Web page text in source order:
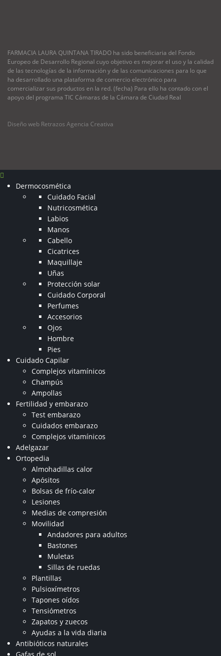
FARMACIA LAURA QUINTANA TIRADO ha sido beneficiaria del Fondo
Europeo de Desarrollo Regional cuyo objetivo es mejorar el uso y la calidad
de las tecnologías de la información y de las comunicaciones para lo que
ha desarrollado una plataforma de comercio electrónico para
comercializar sus productos en la red. (fecha) Para ello ha contado con el
apoyo del programa TIC Cámaras de la Cámara de Ciudad Real
Diseño web Retrazos Agencia Creativa
Dermocosmética
Cuidado Facial
Nutricosmética
Labios
Manos
Cabello
Cicatrices
Maquillaje
Uñas
Protección solar
Cuidado Corporal
Perfumes
Accesorios
Ojos
Hombre
Pies
Cuidado Capilar
Complejos vitamínicos
Champús
Ampollas
Fertilidad y embarazo
Test embarazo
Cuidados embarazo
Complejos vitamínicos
Adelgazar
Ortopedia
Almohadillas calor
Apósitos
Bolsas de frío-calor
Lesiones
Medias de compresión
Movilidad
Andadores para adultos
Bastones
Muletas
Sillas de ruedas
Plantillas
Pulsioxímetros
Tapones oídos
Tensiómetros
Zapatos y zuecos
Ayudas a la vida diaria
Antibióticos naturales
Gafas de sol